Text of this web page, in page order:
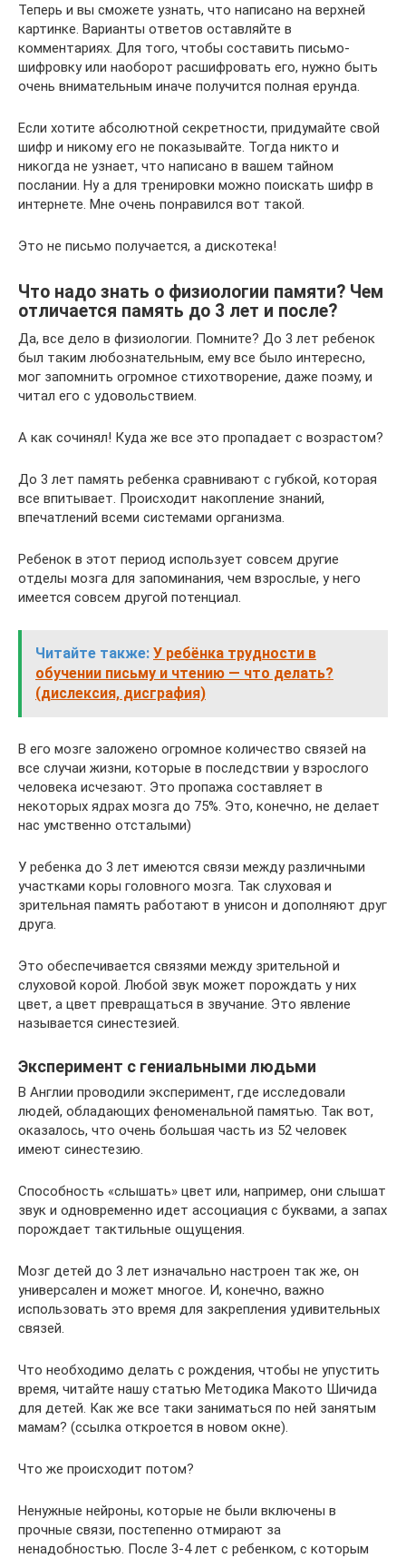
Теперь и вы сможете узнать, что написано на верхней
картинке. Варианты ответов оставляйте в
комментариях. Для того, чтобы составить письмо-
шифровку или наоборот расшифровать его, нужно быть
очень внимательным иначе получится полная ерунда.
Если хотите абсолютной секретности, придумайте свой
шифр и никому его не показывайте. Тогда никто и
никогда не узнает, что написано в вашем тайном
послании. Ну а для тренировки можно поискать шифр в
интернете. Мне очень понравился вот такой.
Это не письмо получается, а дискотека!
Что надо знать о физиологии памяти? Чем
отличается память до 3 лет и после?
Да, все дело в физиологии. Помните? До 3 лет ребенок
был таким любознательным, ему все было интересно,
мог запомнить огромное стихотворение, даже поэму, и
читал его с удовольствием.
А как сочинял! Куда же все это пропадает с возрастом?
До 3 лет память ребенка сравнивают с губкой, которая
все впитывает. Происходит накопление знаний,
впечатлений всеми системами организма.
Ребенок в этот период использует совсем другие
отделы мозга для запоминания, чем взрослые, у него
имеется совсем другой потенциал.
Читайте также: У ребёнка трудности в
обучении письму и чтению — что делать?
(дислексия, дисграфия)
В его мозге заложено огромное количество связей на
все случаи жизни, которые в последствии у взрослого
человека исчезают. Это пропажа составляет в
некоторых ядрах мозга до 75%. Это, конечно, не делает
нас умственно отсталыми)
У ребенка до 3 лет имеются связи между различными
участками коры головного мозга. Так слуховая и
зрительная память работают в унисон и дополняют друг
друга.
Это обеспечивается связями между зрительной и
слуховой корой. Любой звук может порождать у них
цвет, а цвет превращаться в звучание. Это явление
называется синестезией.
Эксперимент с гениальными людьми
В Англии проводили эксперимент, где исследовали
людей, обладающих феноменальной памятью. Так вот,
оказалось, что очень большая часть из 52 человек
имеют синестезию.
Способность «слышать» цвет или, например, они слышат
звук и одновременно идет ассоциация с буквами, а запах
порождает тактильные ощущения.
Мозг детей до 3 лет изначально настроен так же, он
универсален и может многое. И, конечно, важно
использовать это время для закрепления удивительных
связей.
Что необходимо делать с рождения, чтобы не упустить
время, читайте нашу статью Методика Макото Шичида
для детей. Как же все таки заниматься по ней занятым
мамам? (ссылка откроется в новом окне).
Что же происходит потом?
Ненужные нейроны, которые не были включены в
прочные связи, постепенно отмирают за
ненадобностью. После 3-4 лет с ребенком, с которым